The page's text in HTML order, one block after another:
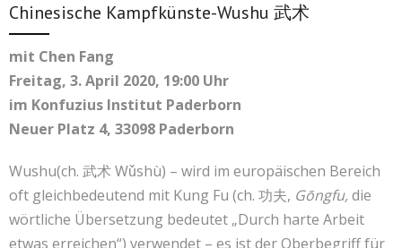
Business商业
Links链接
Kontakt联系我们
Chinesische Kampfkünste-Wushu 武术
mit Chen Fang
Freitag, 3. April 2020, 19:00 Uhr
im Konfuzius Institut Paderborn
Neuer Platz 4, 33098 Paderborn
Wushu(ch. 武术 Wǔshù) – wird im europäischen Bereich
oft gleichbedeutend mit Kung Fu (ch. 功夫, Gōngfu, die
wörtliche Übersetzung bedeutet „Durch harte Arbeit
etwas erreichen“) verwendet – es ist der Oberbegriff für